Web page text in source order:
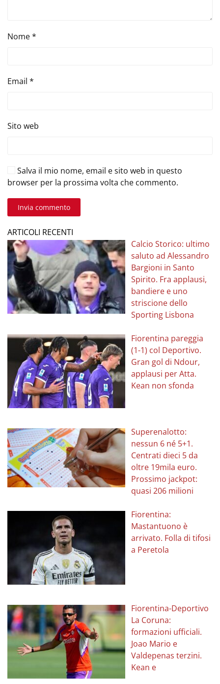
Nome*
Email *
Sito web
Salva il mio nome, email e sito web in questo
browser per la prossima volta che commento.
Invia commento
ARTICOLI RECENTI
Calcio Storico: ultimo
saluto ad Alessandro
Bargioni in Santo
Spirito. Fra applausi,
bandiere e uno
striscione dello
Sporting Lisbona
Fiorentina pareggia
(1-1) col Deportivo.
Gran gol di Ndour,
applausi per Atta.
Kean non sfonda
Superenalotto:
nessun 6 né 5+1.
Centrati dieci 5 da
oltre 19mila euro.
Prossimo jackpot:
quasi 206 milioni
Fiorentina:
Mastantuono è
arrivato. Folla di tifosi
a Peretola
Fiorentina-Deportivo
La Coruna:
formazioni ufficiali.
Joao Mario e
Valdepenas terzini.
Kean e